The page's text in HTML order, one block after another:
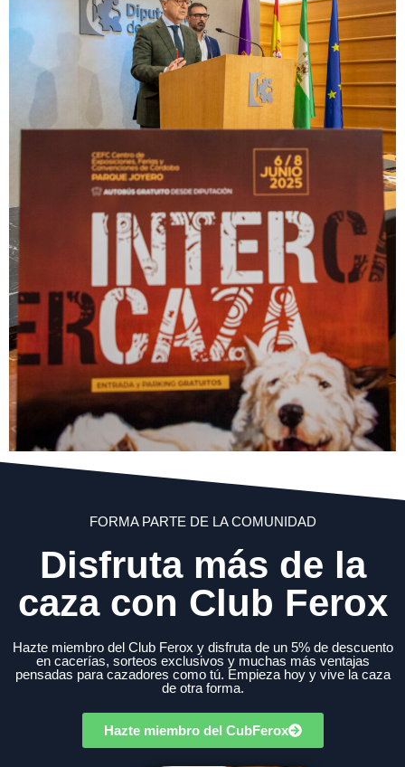
FORMA PARTE DE LA COMUNIDAD
Disfruta más de la
caza con Club Ferox
Hazte miembro del Club Ferox y disfruta de un 5% de descuento
en cacerías, sorteos exclusivos y muchas más ventajas
pensadas para cazadores como tú. Empieza hoy y vive la caza
de otra forma.
Hazte miembro del CubFerox